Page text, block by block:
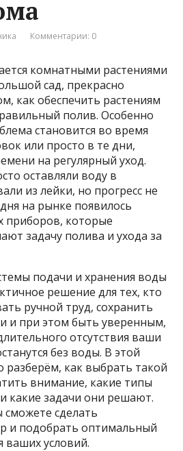
Комментарии: 0
комнатными растениями
сад, прекрасно
как обеспечить растениям
полив. Особенно
становится во время
или просто в те дни,
на регулярный уход.
оставляли воду в
из лейки, но прогресс не
на рынке появилось
приборов, которые
задачу полива и ухода за
подачи и хранения воды
решение для тех, кто
ручной труд, сохранить
и при этом быть уверенным,
отсутствия ваши
без воды. В этой
разберём, как выбрать такой
внимание, какие типы
какие задачи они решают.
сделать
и подобрать оптимальный
ваших условий.